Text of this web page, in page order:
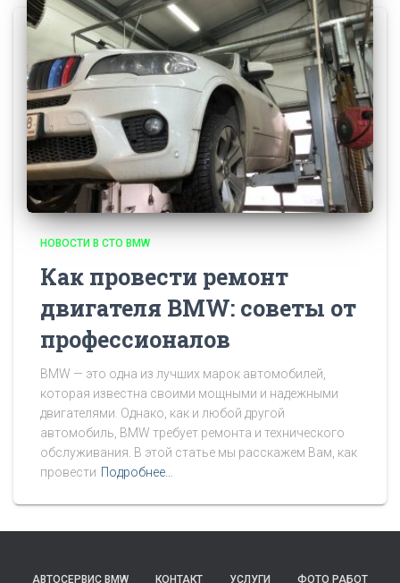
НОВОСТИ В СТО BMW
Как провести ремонт
двигателя BMW: советы от
профессионалов
BMW — это одна из лучших марок автомобилей,
которая известна своими мощными и надежными
двигателями. Однако, как и любой другой
автомобиль, BMW требует ремонта и технического
обслуживания. В этой статье мы расскажем Вам, как
провести Подробнее…
АВТОСЕРВИС BMW КОНТАКТ УСЛУГИ ФОТО РАБОТ